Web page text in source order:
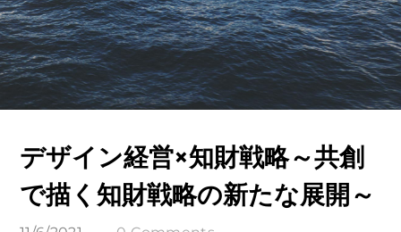
デザイン経営×知財戦略～共創
で描く知財戦略の新たな展開～